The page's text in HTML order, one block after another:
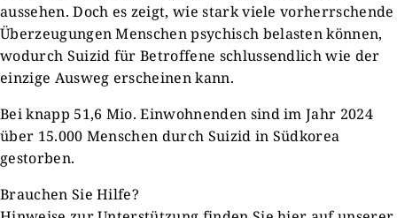
aussehen. Doch es zeigt, wie stark viele vorherrschende
Überzeugungen Menschen psychisch belasten können,
wodurch Suizid für Betroffene schlussendlich wie der
einzige Ausweg erscheinen kann.
Bei knapp 51,6 Mio. Einwohnenden sind im Jahr 2024
über 15.000 Menschen durch Suizid in Südkorea
gestorben.
Brauchen Sie Hilfe?